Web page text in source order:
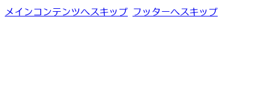
メインコンテンツへスキップ フッターへスキップ